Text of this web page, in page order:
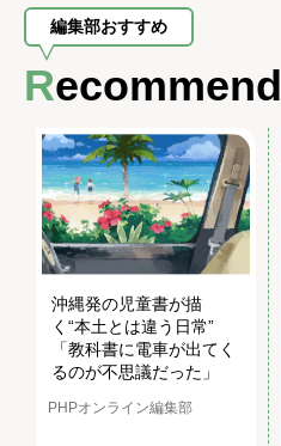
編集部おすすめ
Recommend
沖縄発の児童書が描
く“本土とは違う日常”
「教科書に電車が出てく
るのが不思議だった」
PHPオンライン編集部